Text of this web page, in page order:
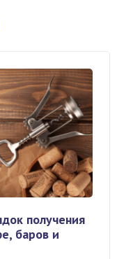
получения
баров и